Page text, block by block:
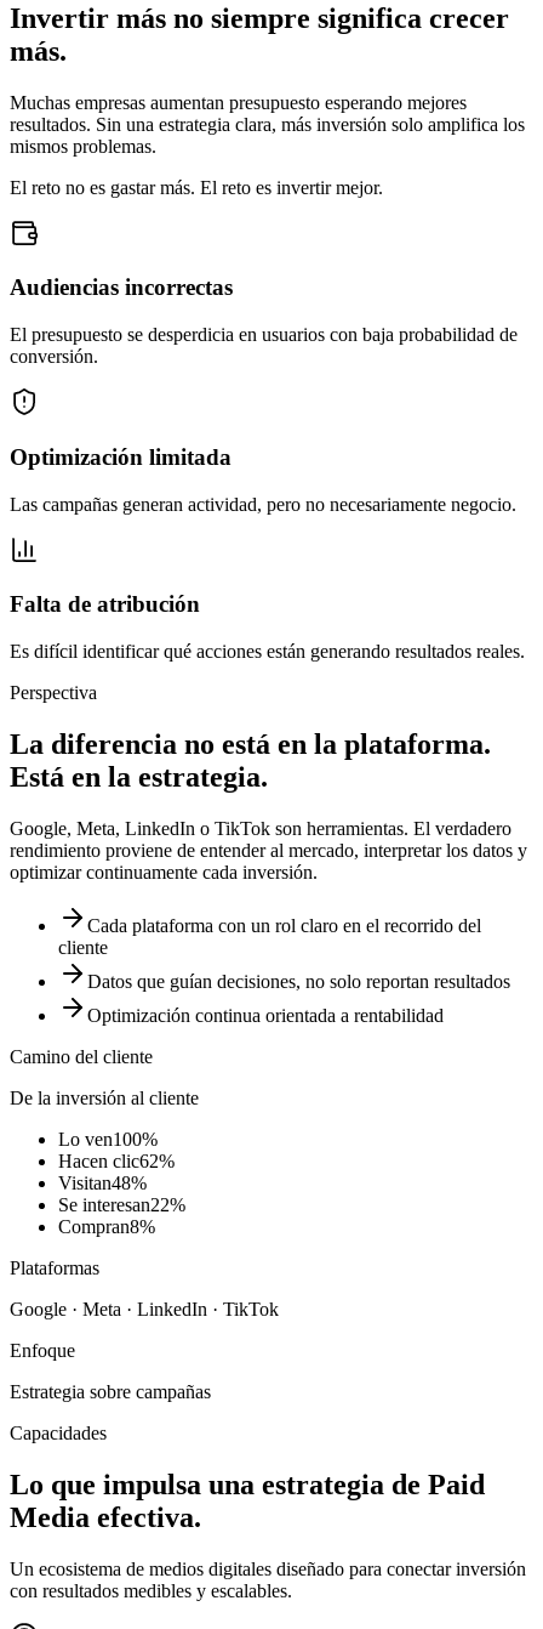
Invertir más no siempre significa crecer
más.
Muchas empresas aumentan presupuesto esperando mejores
resultados. Sin una estrategia clara, más inversión solo amplifica los
mismos problemas.
El reto no es gastar más. El reto es invertir mejor.
Audiencias incorrectas
El presupuesto se desperdicia en usuarios con baja probabilidad de
conversión.
Optimización limitada
Las campañas generan actividad, pero no necesariamente negocio.
Falta de atribución
Es difícil identificar qué acciones están generando resultados reales.
Perspectiva
La diferencia no está en la plataforma.
Está en la estrategia.
Google, Meta, LinkedIn o TikTok son herramientas. El verdadero
rendimiento proviene de entender al mercado, interpretar los datos y
optimizar continuamente cada inversión.
Cada plataforma con un rol claro en el recorrido del
cliente
Datos que guían decisiones, no solo reportan resultados
Optimización continua orientada a rentabilidad
Camino del cliente
De la inversión al cliente
Lo ven100%
Hacen clic62%
Visitan48%
Se interesan22%
Compran8%
Plataformas
Google · Meta · LinkedIn · TikTok
Enfoque
Estrategia sobre campañas
Capacidades
Lo que impulsa una estrategia de Paid
Media efectiva.
Un ecosistema de medios digitales diseñado para conectar inversión
con resultados medibles y escalables.